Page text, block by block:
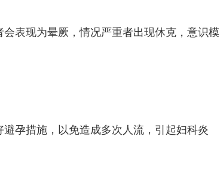
表现为晕厥，情况严重者出现休克，意识模
孕措施，以免造成多次人流，引起妇科炎